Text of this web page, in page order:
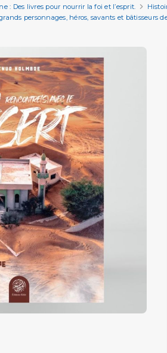
: Des livres pour nourrir la foi et l’esprit.
personnages, héros, savants et bâtisseurs